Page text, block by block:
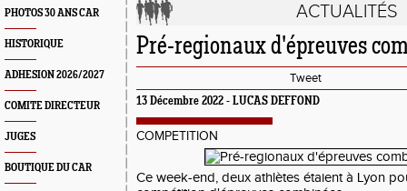
PHOTOS 30 ANS CAR
HISTORIQUE
ADHESION 2026/2027
COMITE DIRECTEUR
JUGES
BOUTIQUE DU CAR
ACTUALITÉS
Pré-regionaux d'épreuves
Tweet
13 Décembre 2022 - LUCAS DEFFOND
COMPETITION
Ce week-end, deux athlètes étaient à Lyon